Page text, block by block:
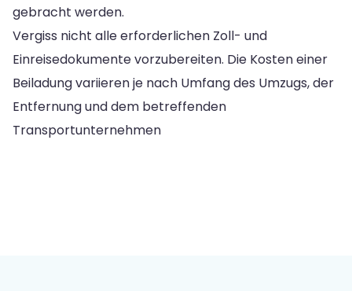
gebracht werden.
Vergiss nicht alle erforderlichen Zoll- und
Einreisedokumente vorzubereiten. Die Kosten einer
Beiladung variieren je nach Umfang des Umzugs, der
Entfernung und dem betreffenden
Transportunternehmen